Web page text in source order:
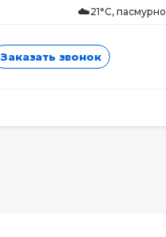
☁️21°C, пасмурно
Заказать звонок